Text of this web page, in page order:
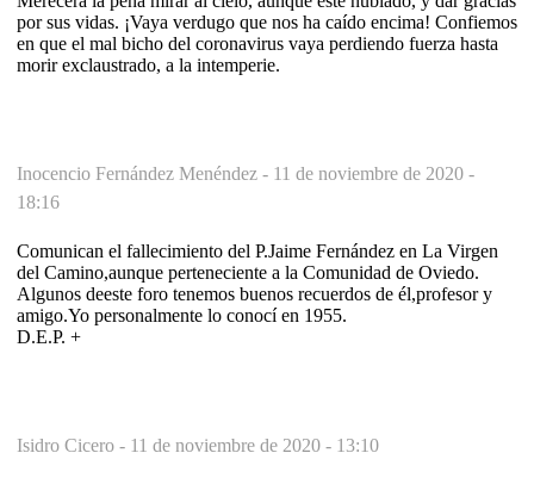
por sus vidas. ¡Vaya verdugo que nos ha caído encima! Confiemos
en que el mal bicho del coronavirus vaya perdiendo fuerza hasta
morir exclaustrado, a la intemperie.
Inocencio Fernández Menéndez - 11 de noviembre de 2020 -
18:16
Comunican el fallecimiento del P.Jaime Fernández en La Virgen
del Camino,aunque perteneciente a la Comunidad de Oviedo.
Algunos deeste foro tenemos buenos recuerdos de él,profesor y
amigo.Yo personalmente lo conocí en 1955.
D.E.P. +
Isidro Cicero - 11 de noviembre de 2020 - 13:10